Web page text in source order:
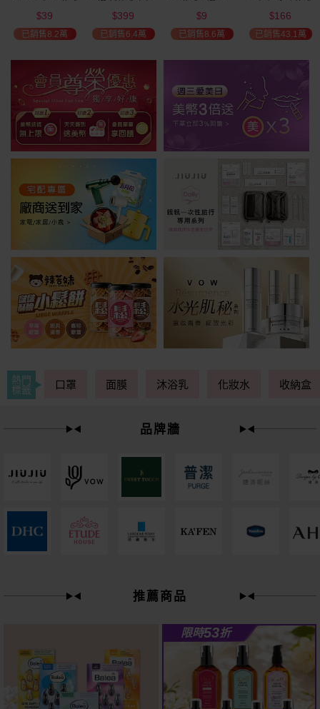
59
$39
已銷售8.2萬
市/平替香水/大牌
香水/大牌平替
$399
已銷售6.4萬
$9
已銷售8.6萬
可選 MD雙鋼印
$166
已銷售43.1萬
熱門
標籤
口罩 面膜 沐浴乳 化妝水 收納盒
品牌牆
推薦商品
限時53折